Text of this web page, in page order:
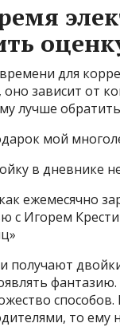
для
зависит от
лучше
мой
в дневнике
ежемесячно
с Игорем
получают
способов.
то ему